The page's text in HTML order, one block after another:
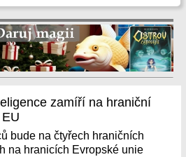
zamíří na hraniční
bude na čtyřech hraničních
na hranicích Evropské unie